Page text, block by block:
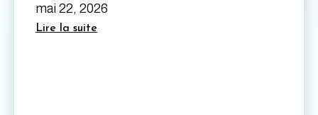
mai 22, 2026
Lire la suite